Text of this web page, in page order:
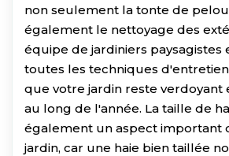
non seulement la tonte de
également le nettoyage des
équipe de jardiniers paysagistes
toutes les techniques
que votre jardin reste verdoyant
au long de l'année. La taille de
également un aspect important
jardin, car une haie bien taillée